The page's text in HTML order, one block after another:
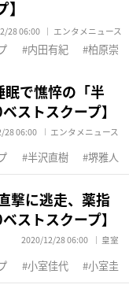
28 06:00 エンタメニュース
内田有紀 柏原崇
で憔悴の「半
ストスクープ】
28 06:00 エンタメニュース
半沢直樹 堺雅人
に逃走、薬指
ストスクープ】
2020/12/28 06:00 皇室
小室佳代 小室圭